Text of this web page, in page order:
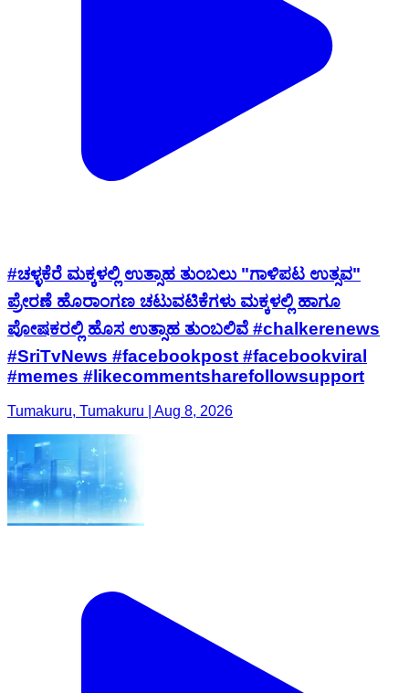
#ಚಳ್ಳಕೆರೆ ಮಕ್ಕಳಲ್ಲಿ ಉತ್ಸಾಹ ತುಂಬಲು "ಗಾಳಿಪಟ ಉತ್ಸವ"
ಪ್ರೇರಣೆ ಹೊರಾಂಗಣ ಚಟುವಟಿಕೆಗಳು ಮಕ್ಕಳಲ್ಲಿ ಹಾಗೂ
ಪೋಷಕರಲ್ಲಿ ಹೊಸ ಉತ್ಸಾಹ ತುಂಬಲಿವೆ #chalkerenews
#SriTvNews #facebookpost #facebookviral
#memes #likecommentsharefollowsupport
Tumakuru, Tumakuru | Aug 8, 2026